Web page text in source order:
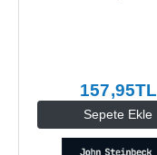
Sepete Ekle
157,95TL